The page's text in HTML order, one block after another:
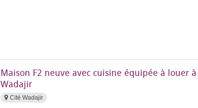
Maison F2 neuve avec cuisine équipée à louer à
Wadajir
Cité Wadajir